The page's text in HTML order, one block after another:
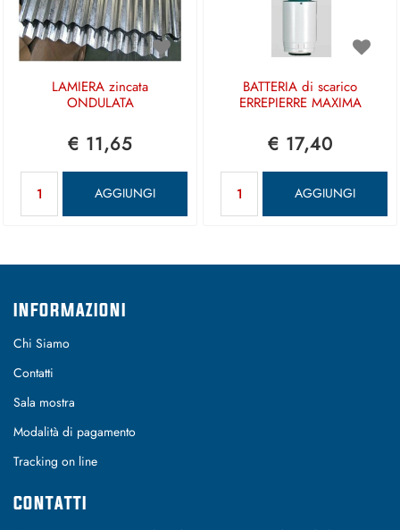
LAMIERA zincata
ONDULATA
€ 11,65
AGGIUNGI
BATTERIA di scarico
ERREPIERRE MAXIMA
€ 17,40
AGGIUNGI
INFORMAZIONI
Chi Siamo
Contatti
Sala mostra
Modalità di pagamento
Tracking on line
CONTATTI